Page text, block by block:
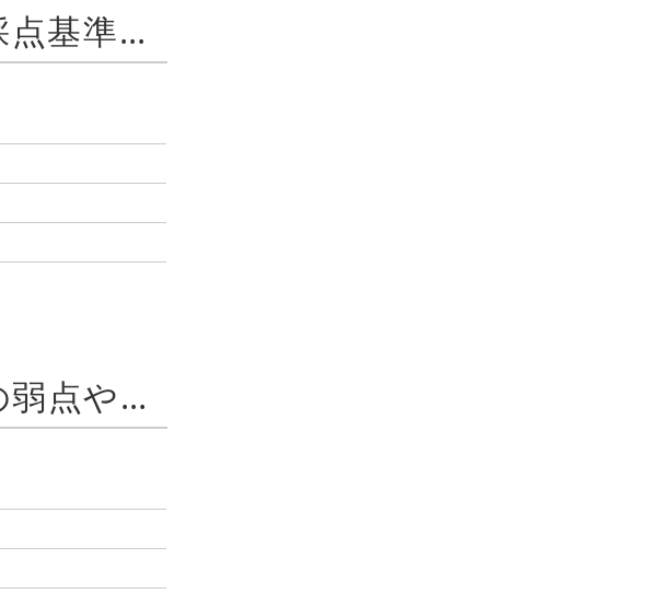
大学3年生からのスタート!志望校の採点基準を参考に学習にメリハリをつけました。
商学部から法科大学院進学へ！自分の弱点や得意分野を客観的に分析することで自分にあった勉強方法を見つける！